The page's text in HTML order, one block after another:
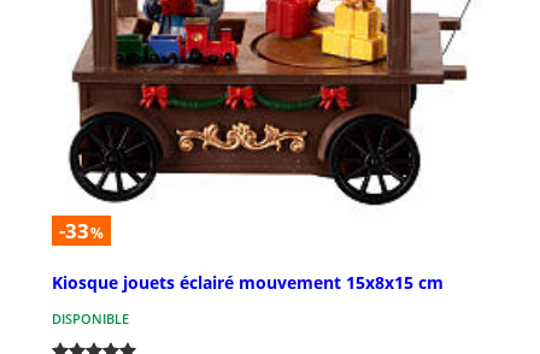
-33%
Kiosque jouets éclairé mouvement 15x8x15 cm
DISPONIBLE